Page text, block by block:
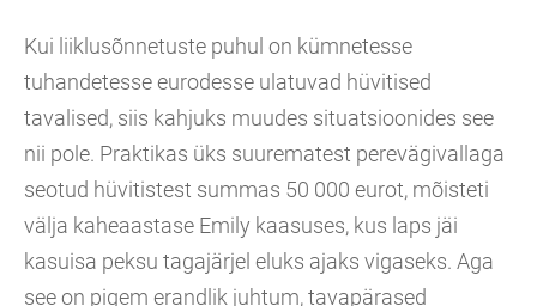
Kui liiklusõnnetuste puhul on kümnetesse
tuhandetesse eurodesse ulatuvad hüvitised
tavalised, siis kahjuks muudes situatsioonides see
nii pole. Praktikas üks suurematest perevägivallaga
seotud hüvitistest summas 50 000 eurot, mõisteti
välja kaheaastase Emily kaasuses, kus laps jäi
kasuisa peksu tagajärjel eluks ajaks vigaseks. Aga
see on pigem erandlik juhtum, tavapärased